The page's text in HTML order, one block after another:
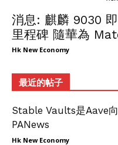
消息: 麒麟 9030
里程碑 隨華為
Hk New Economy
最近的帖子
Stable Vaults是Aave
PANews
Hk New Economy